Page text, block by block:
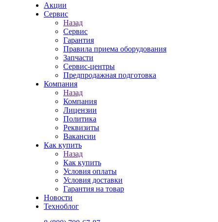
Акции
Сервис
Назад
Сервис
Гарантия
Правила приема оборудования
Запчасти
Сервис-центры
Предпродажная подготовка
Компания
Назад
Компания
Лицензии
Политика
Реквизиты
Вакансии
Как купить
Назад
Как купить
Условия оплаты
Условия доставки
Гарантия на товар
Новости
Техноблог